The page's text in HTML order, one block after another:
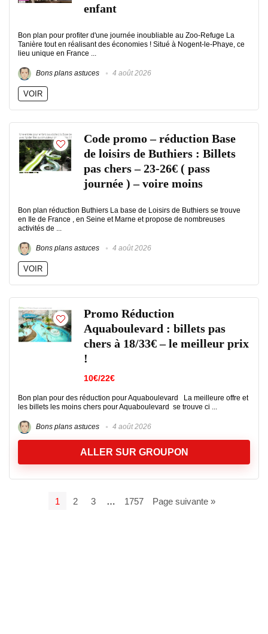
enfant
Bon plan pour profiter d'une journée inoubliable au Zoo-Refuge La
Tanière tout en réalisant des économies ! Situé à Nogent-le-Phaye, ce
lieu unique en France ...
Bons plans astuces 4 août 2026
VOIR
Code promo – réduction Base
de loisirs de Buthiers : Billets
pas chers – 23-26€ ( pass
journée ) – voire moins
Bon plan réduction Buthiers La base de Loisirs de Buthiers se trouve
en Ile de France , en Seine et Marne et propose de nombreuses
activités de ...
Bons plans astuces 4 août 2026
VOIR
Promo Réduction
Aquaboulevard : billets pas
chers à 18/33€ – le meilleur prix
!
10€/22€
Bon plan pour des réduction pour Aquaboulevard La meilleure offre et
les billets les moins chers pour Aquaboulevard se trouve ci ...
Bons plans astuces 4 août 2026
ALLER SUR GROUPON
1 2 3 … 1757 Page suivante »